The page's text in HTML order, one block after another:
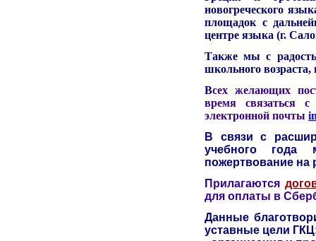
новогреческого
площадок с
центре языка (г.
Также мы с
школьного
Всех желающих
время связаться
электронной почты
В связи с
учебного года
пожертвование на
Прилагаются
для оплаты в
Данные
уставные цели